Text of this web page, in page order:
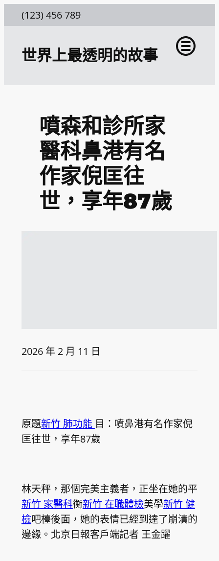
至
(123) 456 789
世界上最透明的故事
噴森和診所家
醫科鼻港有名
作家倪匡往
世，享年87歲
2026 年 2 月 11 日
原題新竹 肺功能 目：噴鼻港有名作家倪
匡往世，享年87歲
林天秤，那個完美主義者，正坐在她的平
新竹 家醫科衡新竹 在職體檢美學新竹 健
檢吧檯後面，她的表情已經到達了崩潰的
邊緣。北京日報客戶端記者 王金躍